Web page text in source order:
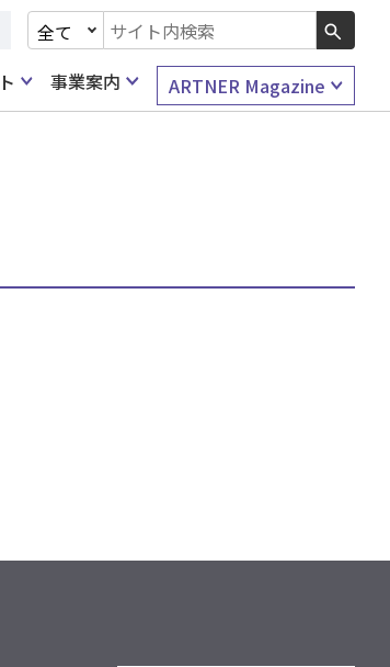
文書種別を選択
検索キーワード入力
事業案内 ARTNER Magazine